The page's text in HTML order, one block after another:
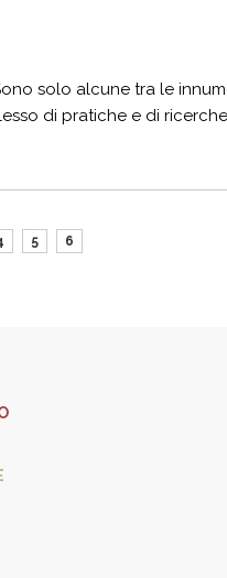
solo alcune tra le
di pratiche e di
5 6